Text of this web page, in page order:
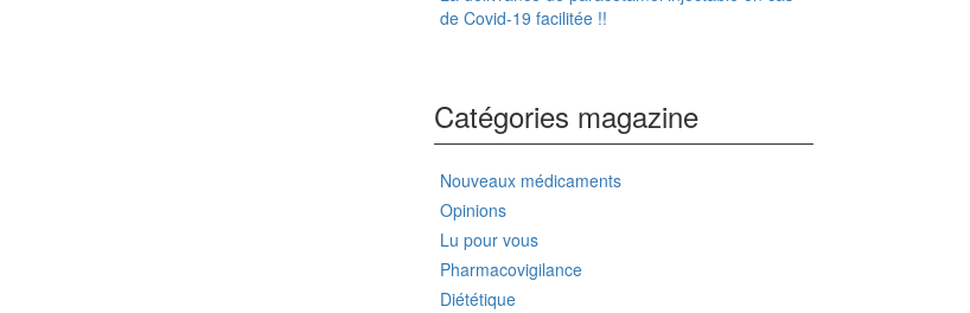
de Covid-19 facilitée !!
Catégories magazine
Nouveaux médicaments
Opinions
Lu pour vous
Pharmacovigilance
Diététique